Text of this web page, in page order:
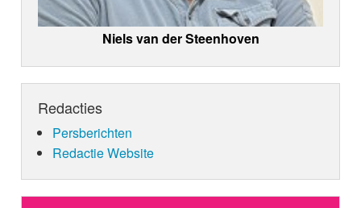
Niels van der Steenhoven
Redacties
Persberichten
Redactie Website